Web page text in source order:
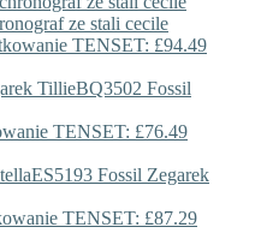
ze stali cecile
TENSET: £94.49
BQ3502 Fossil
TENSET: £76.49
ES5193 Fossil Zegarek
TENSET: £87.29